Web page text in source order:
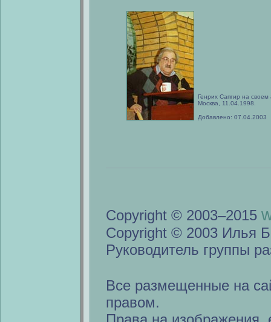
Генрих Сапгир на
Москва, 11.04.1998.
Добавлено: 07.04.2003
Copyright © 2003–2015
Copyright © 2003 Илья
Руководитель группы
Все размещенные на
правом.